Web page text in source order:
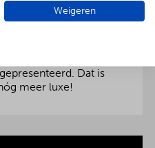
meer luxe
een extra feestelijke
€ 2,- per persoon
Dat is
meer luxe!
Weigeren